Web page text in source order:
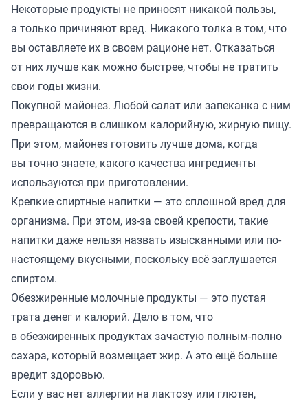
Некоторые продукты не приносят никакой пользы,
а только причиняют вред. Никакого толка в том, что
вы оставляете их в своем рационе нет. Отказаться
от них лучше как можно быстрее, чтобы не тратить
свои годы жизни.
Покупной майонез. Любой салат или запеканка с ним
превращаются в слишком калорийную, жирную пищу.
При этом, майонез готовить лучше дома, когда
вы точно знаете, какого качества ингредиенты
используются при приготовлении.
Крепкие спиртные напитки — это сплошной вред для
организма. При этом, из-за своей крепости, такие
напитки даже нельзя назвать изысканными или по-
настоящему вкусными, поскольку всё заглушается
спиртом.
Обезжиренные молочные продукты — это пустая
трата денег и калорий. Дело в том, что
в обезжиренных продуктах зачастую полным-полно
сахара, который возмещает жир. А это ещё больше
вредит здоровью.
Если у вас нет аллергии на лактозу или глютен,